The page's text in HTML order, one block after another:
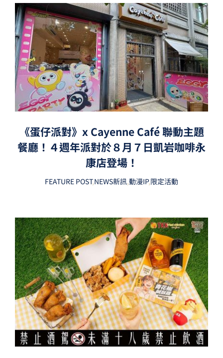
《蛋仔派對》x Cayenne Café 聯動主題
餐廳！４週年派對於８月７日凱岩咖啡永
康店登場！
FEATURE POST,NEWS新訊,動漫IP,限定活動